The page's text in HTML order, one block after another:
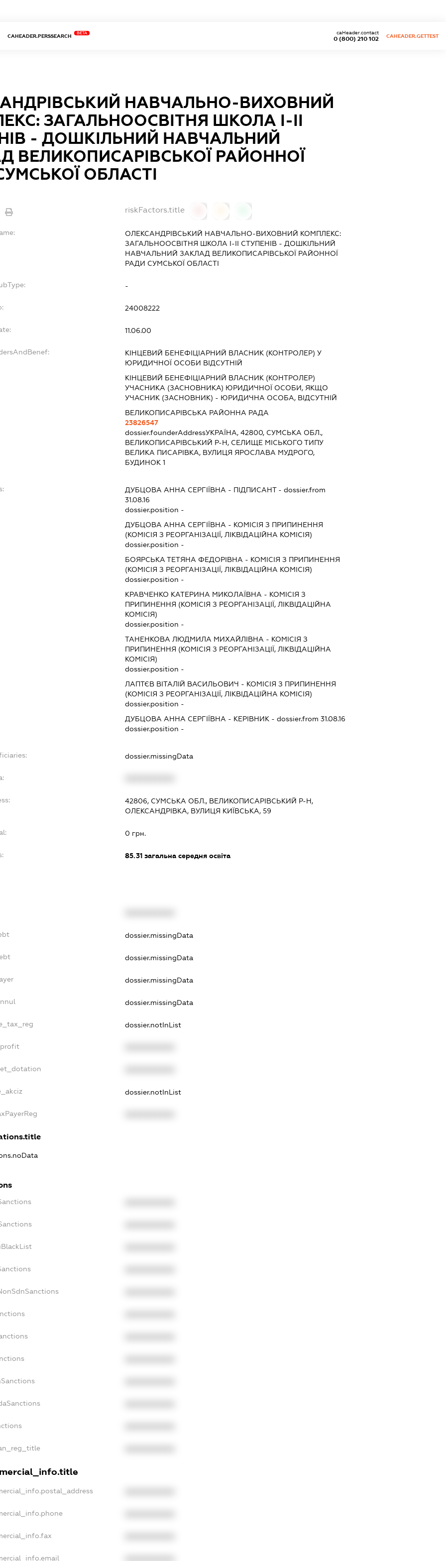
CAHEADER.PERSSEARCH
BETA
0 (800) 210 102
caHeader.contact
CAHEADER.GETTEST
НАВЧАЛЬНО-ВИХОВНИЙ
ЗАГАЛЬНООСВІТНЯ ШКОЛА І-ІІ
- ДОШКІЛЬНИЙ НАВЧАЛЬНИЙ
ВЕЛИКОПИСАРІВСЬКОЇ РАЙОННОЇ
ОБЛАСТІ
riskFactors.title
ОЛЕКСАНДРІВСЬКИЙ НАВЧАЛЬНО-ВИХОВНИЙ КОМПЛЕКС:
ЗАГАЛЬНООСВІТНЯ ШКОЛА І-ІІ СТУПЕНІВ - ДОШКІЛЬНИЙ
НАВЧАЛЬНИЙ ЗАКЛАД ВЕЛИКОПИСАРІВСЬКОЇ РАЙОННОЇ
РАДИ СУМСЬКОЇ ОБЛАСТІ
-
24008222
11.06.00
КІНЦЕВИЙ БЕНЕФІЦІАРНИЙ ВЛАСНИК (КОНТРОЛЕР) У
ЮРИДИЧНОЇ ОСОБИ ВІДСУТНІЙ
КІНЦЕВИЙ БЕНЕФІЦІАРНИЙ ВЛАСНИК (КОНТРОЛЕР)
УЧАСНИКА (ЗАСНОВНИКА) ЮРИДИЧНОЇ ОСОБИ, ЯКЩО
УЧАСНИК (ЗАСНОВНИК) - ЮРИДИЧНА ОСОБА, ВІДСУТНІЙ
ВЕЛИКОПИСАРІВСЬКА РАЙОННА РАДА
23826547
dossier.founderAddressУКРАЇНА, 42800, СУМСЬКА ОБЛ.,
ВЕЛИКОПИСАРІВСЬКИЙ Р-Н, СЕЛИЩЕ МІСЬКОГО ТИПУ
ВЕЛИКА ПИСАРІВКА, ВУЛИЦЯ ЯРОСЛАВА МУДРОГО,
БУДИНОК 1
ДУБЦОВА АННА СЕРГІЇВНА - ПІДПИСАНТ- dossier.from
31.08.16
dossier.position -
ДУБЦОВА АННА СЕРГІЇВНА - КОМІСІЯ З ПРИПИНЕННЯ
(КОМІСІЯ З РЕОРГАНІЗАЦІЇ, ЛІКВІДАЦІЙНА КОМІСІЯ)
dossier.position -
БОЯРСЬКА ТЕТЯНА ФЕДОРІВНА - КОМІСІЯ З ПРИПИНЕННЯ
(КОМІСІЯ З РЕОРГАНІЗАЦІЇ, ЛІКВІДАЦІЙНА КОМІСІЯ)
dossier.position -
КРАВЧЕНКО КАТЕРИНА МИКОЛАЇВНА - КОМІСІЯ З
ПРИПИНЕННЯ (КОМІСІЯ З РЕОРГАНІЗАЦІЇ, ЛІКВІДАЦІЙНА
КОМІСІЯ)
dossier.position -
ТАНЕНКОВА ЛЮДМИЛА МИХАЙЛІВНА - КОМІСІЯ З
ПРИПИНЕННЯ (КОМІСІЯ З РЕОРГАНІЗАЦІЇ, ЛІКВІДАЦІЙНА
КОМІСІЯ)
dossier.position -
ЛАПТЄВ ВІТАЛІЙ ВАСИЛЬОВИЧ - КОМІСІЯ З ПРИПИНЕННЯ
(КОМІСІЯ З РЕОРГАНІЗАЦІЇ, ЛІКВІДАЦІЙНА КОМІСІЯ)
dossier.position -
ДУБЦОВА АННА СЕРГІЇВНА - КЕРІВНИК - dossier.from 31.08.16
dossier.position -
dossier.missingData
42806, СУМСЬКА ОБЛ., ВЕЛИКОПИСАРІВСЬКИЙ Р-Н,
ОЛЕКСАНДРІВКА, ВУЛИЦЯ КИЇВСЬКА, 59
0 грн.
85.31загальна середня освіта
dossier.missingData
dossier.missingData
dossier.missingData
dossier.missingData
dossier.notInList
dossier.notInList